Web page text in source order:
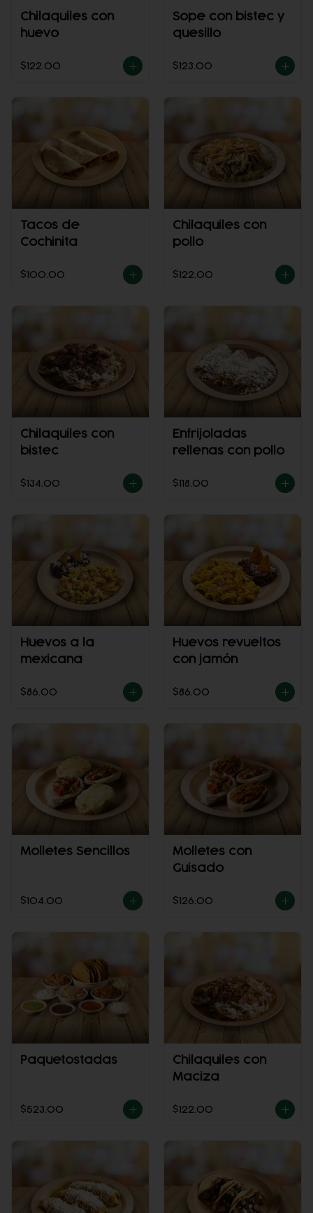
Chilaquiles con
huevo
$122.00
Sope con bistec y
quesillo
$123.00
Tacos de
Cochinita
$100.00
Chilaquiles con
pollo
$122.00
Chilaquiles con
bistec
$134.00
Enfrijoladas
rellenas con pollo
$118.00
Huevos a la
mexicana
$86.00
Huevos revueltos
con jamón
$86.00
Molletes Sencillos
$104.00
Molletes con
Guisado
$126.00
Paquetostadas
$523.00
Chilaquiles con
Maciza
$122.00